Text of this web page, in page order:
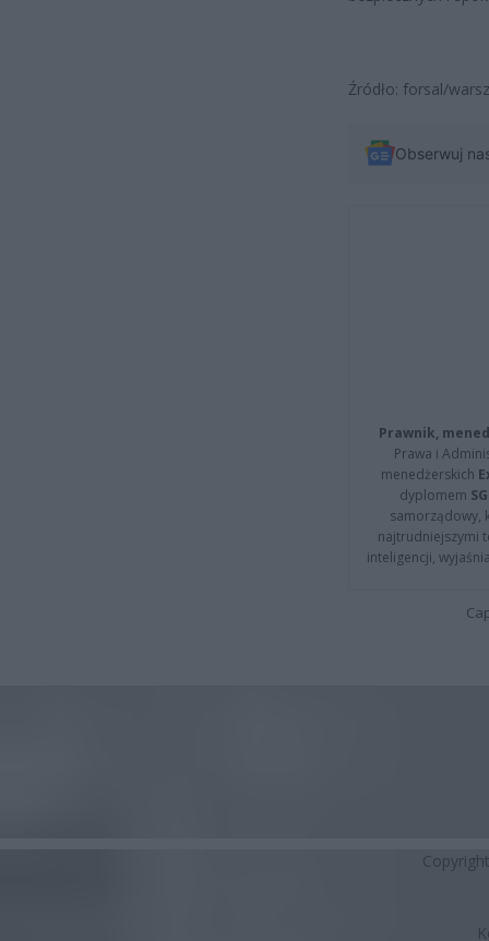
Źródło: forsal/
Obserwuj
Prawnik,
Prawa i
menedżerskich
dyplomem
samorządowy,
najtrudniejszymi
inteligencji,